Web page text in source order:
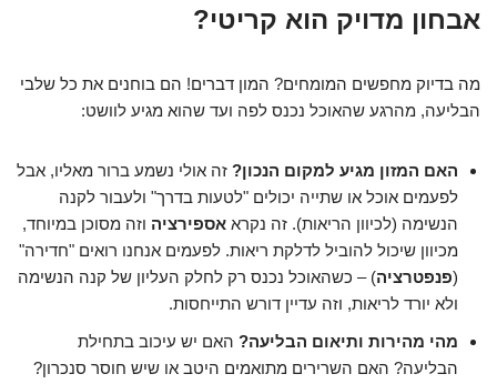
אבחון מדויק הוא קריטי?
מה בדיוק מחפשים המומחים? המון דברים! הם בוחנים את כל שלבי
הבליעה, מהרגע שהאוכל נכנס לפה ועד שהוא מגיע לוושט:
האם המזון מגיע למקום הנכון? זה אולי נשמע ברור מאליו, אבל
לפעמים אוכל או שתייה יכולים "לטעות בדרך" ולעבור לקנה
הנשימה (לכיוון הריאות). זה נקרא אספירציה וזה מסוכן במיוחד,
מכיוון שיכול להוביל לדלקת ריאות. לפעמים אנחנו רואים "חדירה"
(פנפטרציה) – כשהאוכל נכנס רק לחלק העליון של קנה הנשימה
ולא יורד לריאות, וזה עדיין דורש התייחסות.
מהי מהירות ותיאום הבליעה? האם יש עיכוב בתחילת
הבליעה? האם השרירים מתואמים היטב או שיש חוסר סנכרון?